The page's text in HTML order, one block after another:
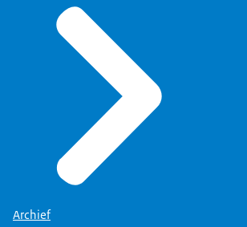
Archief